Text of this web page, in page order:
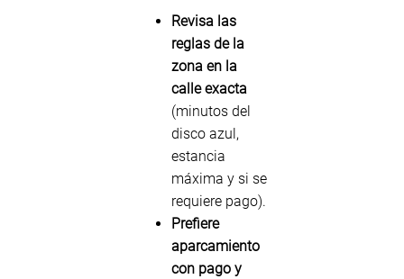
Revisa las
reglas de la
zona en la
calle exacta
(minutos del
disco azul,
estancia
máxima y si se
requiere pago).
Prefiere
aparcamiento
con pago y